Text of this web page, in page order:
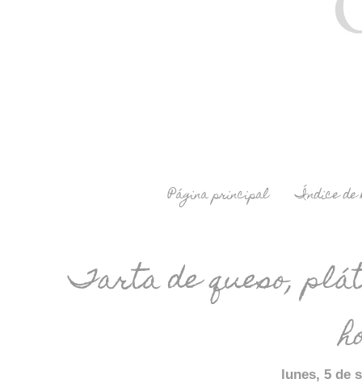
Página principal Índice de
Tarta de queso,
lunes, 5 de